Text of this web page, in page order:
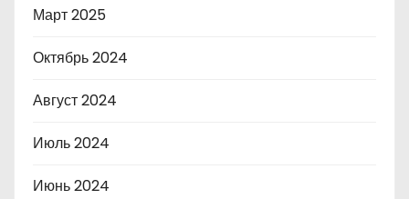
Март 2025
Октябрь 2024
Август 2024
Июль 2024
Июнь 2024